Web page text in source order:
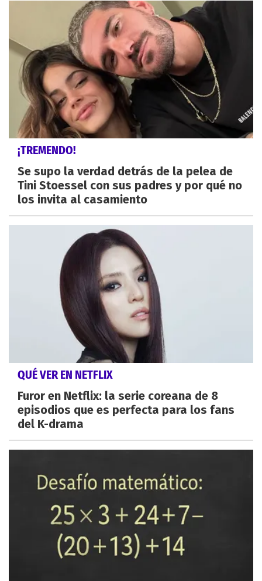
¡TREMENDO!
Se supo la verdad detrás de la pelea de
Tini Stoessel con sus padres y por qué no
los invita al casamiento
QUÉ VER EN NETFLIX
Furor en Netflix: la serie coreana de 8
episodios que es perfecta para los fans
del K-drama